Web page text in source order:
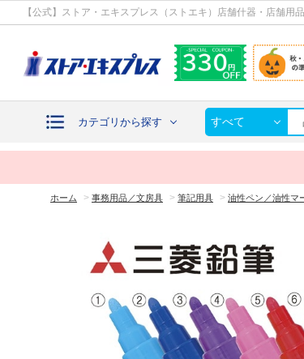
【公式】ストア・エキスプレス（ストエキ）店舗什器・店舗用
カテゴリから探す すべて
ホーム > 事務用品／文房具 > 筆記用具 > 油性ペン／油性マ